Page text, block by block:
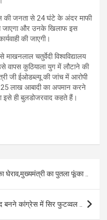
की जनता से 24 घंटे के अंदर माफी
जाएगा और उनके खिलाफ इस
की जाएगी।
चतुर्वेदी विश्वविद्यालय
वापस कुठियाला युग में लौटाने की
जी ईओडब्ल्यू की जांच में आरोपी
लाख आबादी का अपमान करने
इसे ही बुलडोजरवाद कहते हैं।
घेराव,मुख्यमंत्री का पुतला फूंका ..
बनने कांग्रेस में सिर फुटव्वल ..